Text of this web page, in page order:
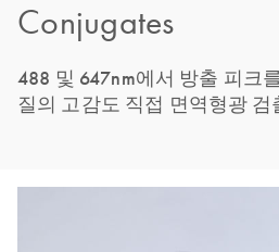
Conjugates
488 및 647nm에서 방출 피크
질의 고감도 직접 면역형광 검